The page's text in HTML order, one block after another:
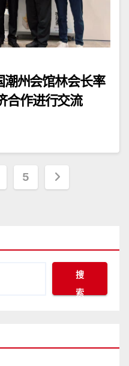
州会馆林会长率
合作进行交流
5
搜
索